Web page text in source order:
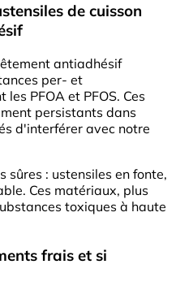
de cuisson
antiadhésif
per- et
PFOA et PFOS. Ces
persistants dans
d'interférer avec notre
sûres : ustensiles en fonte,
Ces matériaux, plus
toxiques à haute
frais et si